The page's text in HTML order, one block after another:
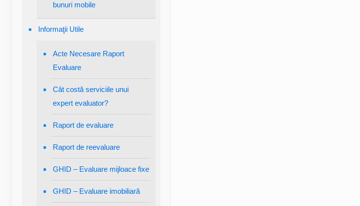
bunuri mobile
Informaţii Utile
Acte Necesare Raport
Evaluare
Cât costă serviciile unui
expert evaluator?
Raport de evaluare
Raport de reevaluare
GHID – Evaluare mijloace fixe
GHID – Evaluare imobiliară